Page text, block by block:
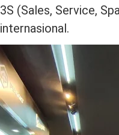
3S (Sales, Service,
internasional.